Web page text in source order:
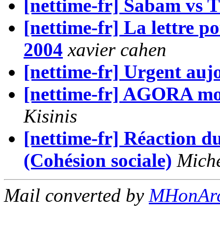
[nettime-fr] Sabam vs
[nettime-fr] La lettre
2004 xavier cahen
[nettime-fr] Urgent
[nettime-fr] AGORA
Kisinis
[nettime-fr] Réaction
(Cohésion sociale)
Mail converted by